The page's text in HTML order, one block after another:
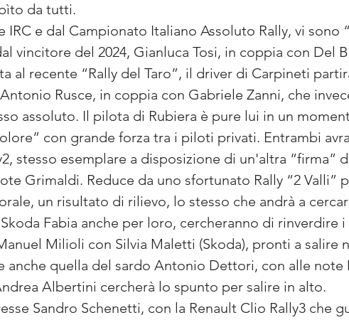
da tutti.
IRC e dal Campionato Italiano Assoluto Rally, vi
vincitore del 2024, Gianluca Tosi, in coppia con Del
al recente “Rally del Taro”, il driver di Carpineti
Rusce, in coppia con Gabriele Zanni, che
assoluto. Il pilota di Rubiera è pure lui in un
con grande forza tra i piloti privati. Entrambi
stesso esemplare a disposizione di un'altra “firma”
Grimaldi. Reduce da uno sfortunato Rally “2 Valli”
un risultato di rilievo, lo stesso che andrà a
Fabia anche per loro, cercheranno di rinverdire
Milioli con Silvia Maletti (Skoda), pronti a salire
anche quella del sardo Antonio Dettori, con alle
Albertini cercherà lo spunto per salire in alto.
Sandro Schenetti, con la Renault Clio Rally3 che